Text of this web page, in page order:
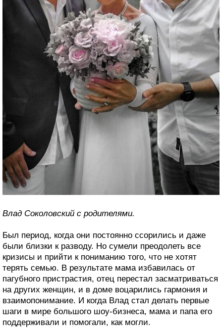
Влад Соколовский с родителями.
Был период, когда они постоянно ссорились и даже
были близки к разводу. Но сумели преодолеть все
кризисы и прийти к пониманию того, что не хотят
терять семью. В результате мама избавилась от
пагубного пристрастия, отец перестал засматриваться
на других женщин, и в доме воцарились гармония и
взаимопонимание. И когда Влад стал делать первые
шаги в мире большого шоу-бизнеса, мама и папа его
поддерживали и помогали, как могли.